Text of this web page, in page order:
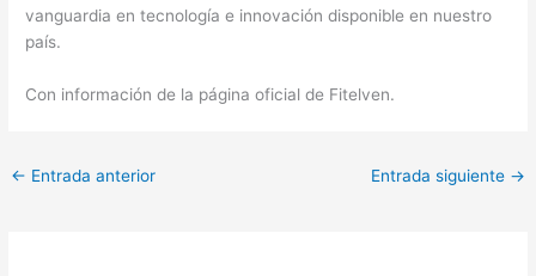
vanguardia en tecnología e innovación disponible en nuestro
país.
Con información de la página oficial de Fitelven.
← Entrada anterior Entrada siguiente →